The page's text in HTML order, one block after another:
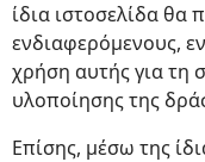
ίδια ιστοσελίδα θα
ενδιαφερόμενους,
χρήση αυτής για τη
υλοποίησης της
Επίσης, μέσω της